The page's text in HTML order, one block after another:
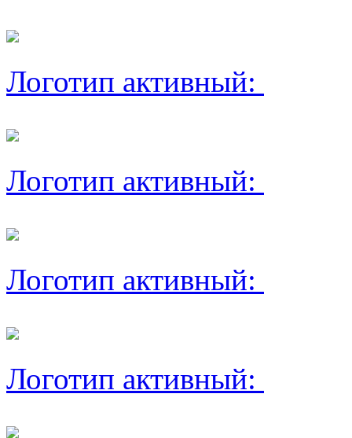
Логотип активный:
Логотип активный:
Логотип активный:
Логотип активный: